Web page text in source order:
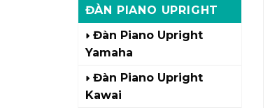
ĐÀN PIANO UPRIGHT
Đàn Piano Upright
Yamaha
Đàn Piano Upright
Kawai